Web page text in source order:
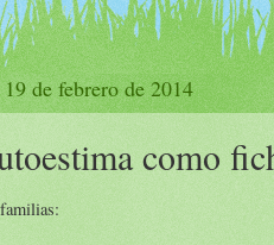
de febrero de 2014
como